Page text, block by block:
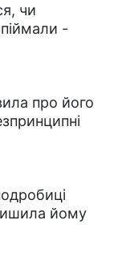
чи
-
про його
йому